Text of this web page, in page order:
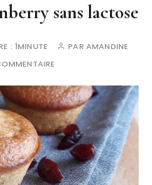
sans lactose
: 1MINUTE PAR AMANDINE